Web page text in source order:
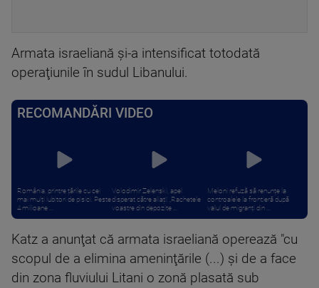
Armata israeliană şi-a intensificat totodată
operaţiunile în sudul Libanului.
RECOMANDĂRI VIDEO
România, printre țările cu cei
mai mulți iubitori de pisici. Peste
4 milioane ...
Volodimir Zelenski, apel
disperat către aliați: „Rachetele
voastre din depozite ...
Meloni refuză să renunțe la
controalele la frontieră după
valul de migranți din ...
Katz a anunţat că armata israeliană operează "cu
scopul de a elimina ameninţările (...) şi de a face
din zona fluviului Litani o zonă plasată sub